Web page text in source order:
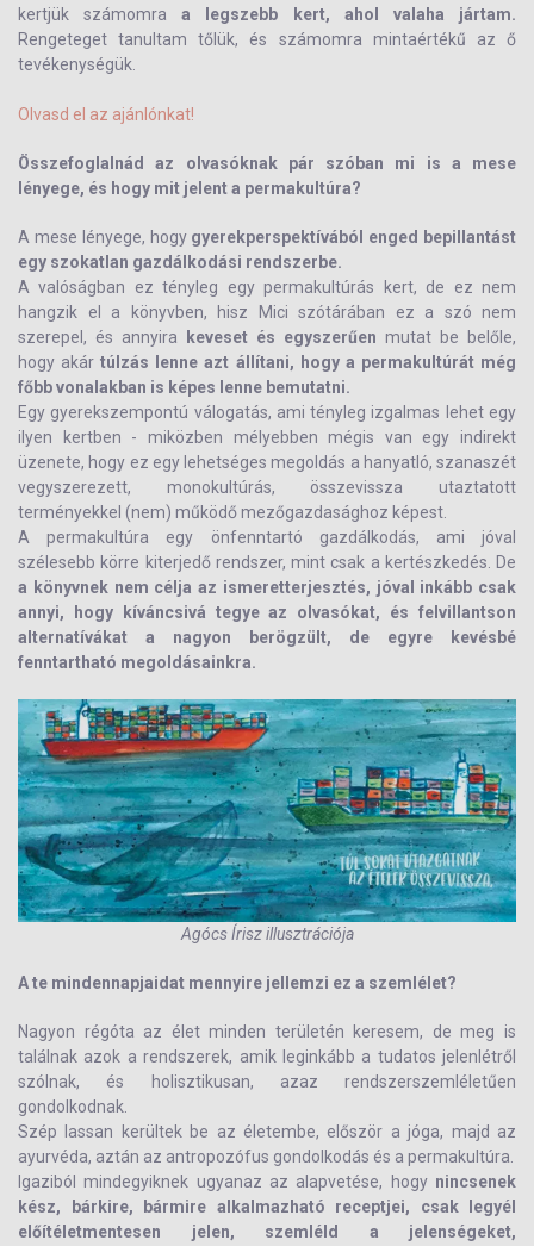
kertjük számomraa legszebb kert, ahol valaha jártam.
Rengeteget tanultam tőlük, és számomra mintaértékű az ő
tevékenységük.
Olvasd el az ajánlónkat!
Összefoglalnád az olvasóknak pár szóban mi is a mese
lényege, és hogy mit jelent a permakultúra?
A mese lényege, hogy gyerekperspektívából enged bepillantást
egy szokatlan gazdálkodási rendszerbe.
A valóságban ez tényleg egy permakultúrás kert, de ez nem
hangzik el a könyvben, hisz Mici szótárában ez a szó nem
szerepel, és annyira
keveset és egyszerűen mutat be belőle,
hogy akártúlzás lenne azt állítani, hogy a permakultúrát még
főbb vonalakban is képes lenne bemutatni.
Egy gyerekszempontú válogatás, ami tényleg izgalmas lehet egy
ilyen kertben - miközben mélyebben mégis van egy indirekt
üzenete, hogy ez egy lehetséges megoldás a hanyatló, szanaszét
vegyszerezett, monokultúrás, összevissza utaztatott
terményekkel (nem) működő mezőgazdasághoz képest.
A permakultúra egy önfenntartó gazdálkodás, ami jóval
szélesebb körre kiterjedő rendszer, mint csak a kertészkedés. De
a könyvnek nem célja az ismeretterjesztés, jóval inkább csak
annyi, hogy kíváncsivá tegye az olvasókat, és felvillantson
alternatívákat a nagyon berögzült, de egyre kevésbé
fenntartható megoldásainkra.
Agócs Írisz illusztrációja
A te mindennapjaidat mennyire jellemzi ez a szemlélet?
Nagyon régóta az élet minden területén keresem, de meg is
találnak azok a rendszerek, amik leginkább a tudatos jelenlétről
szólnak, és holisztikusan, azaz rendszerszemléletűen
gondolkodnak.
Szép lassan kerültek be az életembe, először a jóga, majd az
ayurvéda, aztán az antropozófus gondolkodás és a permakultúra.
Igaziból mindegyiknek ugyanaz az alapvetése, hogy nincsenek
kész, bárkire, bármire alkalmazható receptjei, csak legyél
előítéletmentesen jelen, szemléld a jelenségeket,